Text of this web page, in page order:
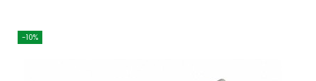
-10%